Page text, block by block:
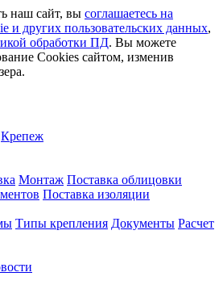
наш сайт, вы соглашаетесь на
и других пользовательских данных,
обработки ПД. Вы можете
Cookies сайтом, изменив
Крепеж
Монтаж Поставка облицовки
Поставка изоляции
Типы крепления Документы Расчет